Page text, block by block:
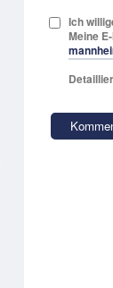
Ich
Meine